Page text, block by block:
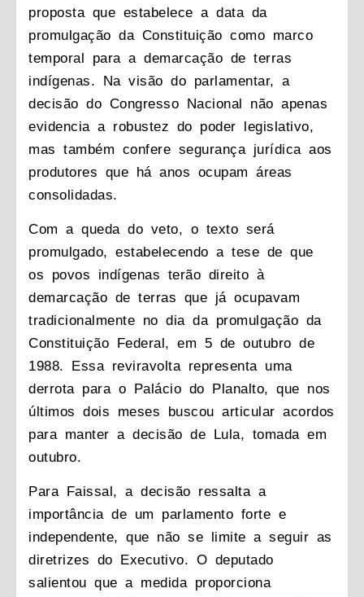
proposta que estabelece a data da
promulgação da Constituição como marco
temporal para a demarcação de terras
indígenas. Na visão do parlamentar, a
decisão do Congresso Nacional não apenas
evidencia a robustez do poder legislativo,
mas também confere segurança jurídica aos
produtores que há anos ocupam áreas
consolidadas.
Com a queda do veto, o texto será
promulgado, estabelecendo a tese de que
os povos indígenas terão direito à
demarcação de terras que já ocupavam
tradicionalmente no dia da promulgação da
Constituição Federal, em 5 de outubro de
1988. Essa reviravolta representa uma
derrota para o Palácio do Planalto, que nos
últimos dois meses buscou articular acordos
para manter a decisão de Lula, tomada em
outubro.
Para Faissal, a decisão ressalta a
importância de um parlamento forte e
independente, que não se limite a seguir as
diretrizes do Executivo. O deputado
salientou que a medida proporciona